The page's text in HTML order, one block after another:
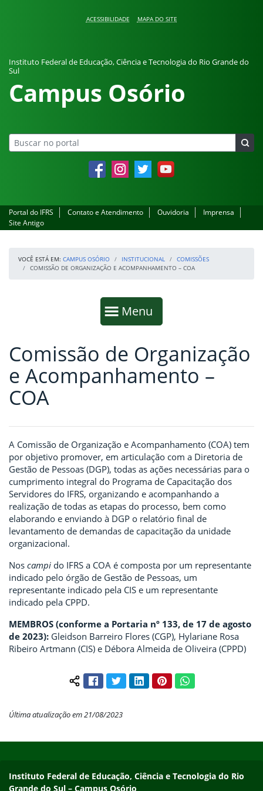
ACESSIBILIDADE MAPA DO SITE
Instituto Federal de Educação, Ciência e Tecnologia do Rio Grande do
Sul
Campus Osório
FacebookInstagramTwitter YouTube
Portal do IFRS Contato e Atendimento Ouvidoria
Imprensa
Site Antigo
VOCÊ ESTÁ EM: CAMPUS OSÓRIO INSTITUCIONAL
COMISSÕES
COMISSÃO DE ORGANIZAÇÃO E ACOMPANHAMENTO – COA
Mostrar
Menu
Fim da navegação
Início do conteúdo
Comissão de Organização
e Acompanhamento –
COA
A Comissão de Organização e Acompanhamento (COA) tem
por objetivo promover, em articulação com a Diretoria de
Gestão de Pessoas (DGP), todas as ações necessárias para o
cumprimento integral do Programa de Capacitação dos
Servidores do IFRS, organizando e acompanhando a
realização de todas as etapas do processo, bem como
elaborando e enviando à DGP o relatório final de
levantamento de demandas de capacitação da unidade
organizacional.
Nos campi do IFRS a COA é composta por um representante
indicado pelo órgão de Gestão de Pessoas, um
representante indicado pela CIS e um representante
indicado pela CPPD.
MEMBROS (conforme a Portaria nº 133, de 17 de agosto
de 2023): Gleidson Barreiro Flores (CGP), Hylariane Rosa
Ribeiro Artmann (CIS) e Débora Almeida de Oliveira (CPPD)
Compartilhar conteúdo:
FacebookTwitterLinkedInPinterestWhatsApp
Última atualização em 21/08/2023
Instituto Federal de Educação, Ciência e Tecnologia do Rio
Instituto Federal de Educação, Ciência e Tecnologia do Rio
Grande do Sul – Campus Osório